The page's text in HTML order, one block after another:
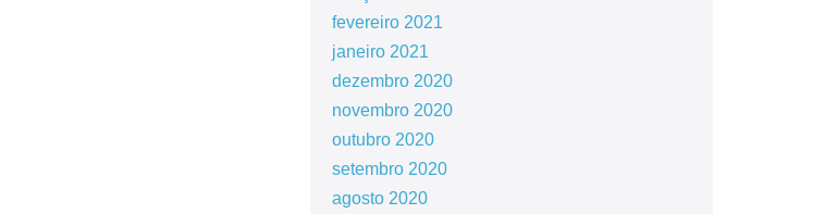
fevereiro 2021
janeiro 2021
dezembro 2020
novembro 2020
outubro 2020
setembro 2020
agosto 2020